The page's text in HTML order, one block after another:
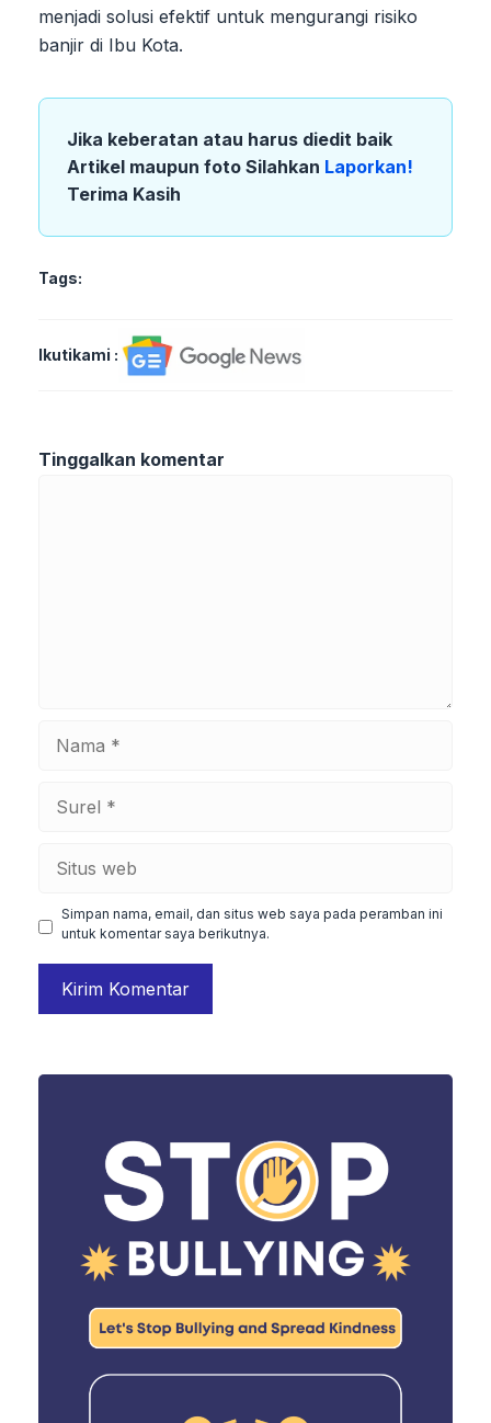
menjadi solusi efektif untuk mengurangi risiko
banjir di Ibu Kota.
Jika keberatan atau harus diedit baik
Artikel maupun foto Silahkan Laporkan!
Terima Kasih
Tags:
Ikutikami :
Tinggalkan komentar
Simpan nama, email, dan situs web saya pada peramban ini
untuk komentar saya berikutnya.